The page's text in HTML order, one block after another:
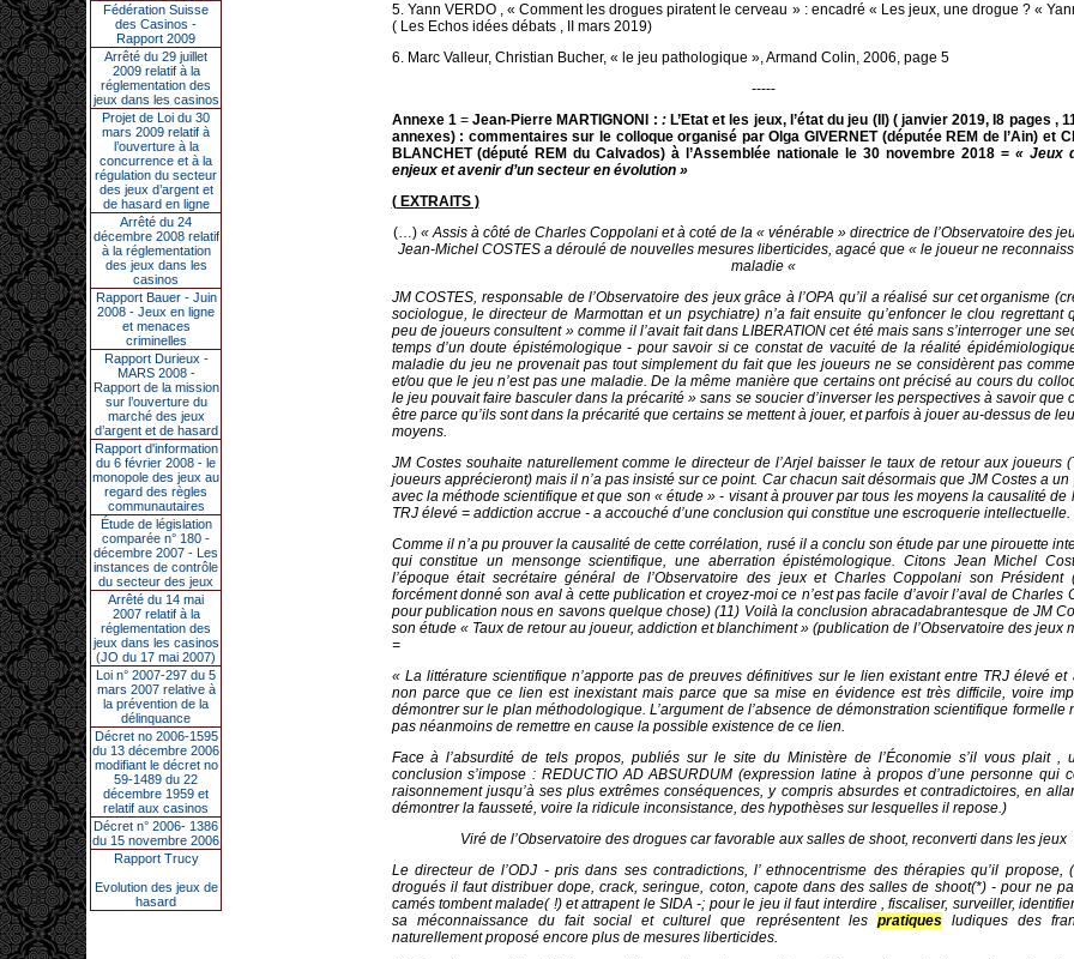
Fédération Suisse
des Casinos -
Rapport 2009
Arrêté du 29 juillet
2009 relatif à la
réglementation des
jeux dans les casinos
Projet de Loi du 30
mars 2009 relatif à
l’ouverture à la
concurrence et à la
régulation du secteur
des jeux d’argent et
de hasard en ligne
Arrêté du 24
décembre 2008 relatif
à la réglementation
des jeux dans les
casinos
Rapport Bauer - Juin
2008 - Jeux en ligne
et menaces
criminelles
Rapport Durieux -
MARS 2008 -
Rapport de la mission
sur l’ouverture du
marché des jeux
d’argent et de hasard
Rapport d'information
du 6 février 2008 - le
monopole des jeux au
regard des règles
communautaires
Étude de législation
comparée n° 180 -
décembre 2007 - Les
instances de contrôle
du secteur des jeux
Arrêté du 14 mai
2007 relatif à la
réglementation des
jeux dans les casinos
(JO du 17 mai 2007)
Loi n° 2007-297 du 5
mars 2007 relative à
la prévention de la
délinquance
Décret no 2006-1595
du 13 décembre 2006
modifiant le décret no
59-1489 du 22
décembre 1959 et
relatif aux casinos
Décret n° 2006- 1386
du 15 novembre 2006
Rapport Trucy
Evolution des jeux de
hasard
5. Yann VERDO , « Comment les drogues piratent le cerveau » : encadré « Les jeux, une drogue ? «
( Les Echos idées débats , II mars 2019)
6. Marc Valleur, Christian Bucher, « le jeu pathologique », Armand Colin, 2006, page 5
-----
Annexe 1=Jean-Pierre MARTIGNONI : :L’Etat et les jeux, l’état du jeu (II) ( janvier 2019, I8 pages ,
annexes) : commentaires sur le colloque organisé par Olga GIVERNET (députée REM de l’Ain) et
BLANCHET (député REM du Calvados) à l’Assemblée nationale le 30 novembre 2018 = « Jeux
enjeux et avenir d’un secteur en évolution »
( EXTRAITS )
(…) « Assis à côté de Charles Coppolani et à coté de la « vénérable » directrice de l’Observatoire des
Jean-Michel COSTES a déroulé de nouvelles mesures liberticides, agacé que « le joueur ne
maladie «
JM COSTES, responsable de l’Observatoire des jeux grâce à l’OPA qu’il a réalisé sur cet organisme
sociologue, le directeur de Marmottan et un psychiatre) n’a fait ensuite qu’enfoncer le clou regrettant
peu de joueurs consultent » comme il l’avait fait dans LIBERATION cet été mais sans s’interroger une
temps d’un doute épistémologique - pour savoir si ce constat de vacuité de la réalité
maladie du jeu ne provenait pas tout simplement du fait que les joueurs ne se considèrent pas
et/ou que le jeu n’est pas une maladie. De la même manière que certains ont précisé au cours du
le jeu pouvait faire basculer dans la précarité » sans se soucier d’inverser les perspectives à savoir que
être parce qu’ils sont dans la précarité que certains se mettent à jouer, et parfois à jouer au-dessus de
moyens.
JM Costes souhaite naturellement comme le directeur de l’Arjel baisser le taux de retour aux joueurs
joueurs apprécieront) mais il n’a pas insisté sur ce point. Car chacun sait désormais que JM Costes a
avec la méthode scientifique et que son « étude » - visant à prouver par tous les moyens la causalité de
TRJ élevé = addiction accrue - a accouché d’une conclusion qui constitue une escroquerie intellectuelle.
Comme il n’a pu prouver la causalité de cette corrélation, rusé il a conclu son étude par une pirouette
qui constitue un mensonge scientifique, une aberration épistémologique. Citons Jean Michel
l’époque était secrétaire général de l’Observatoire des jeux et Charles Coppolani son Président
forcément donné son aval à cette publication et croyez-moi ce n’est pas facile d’avoir l’aval de Charles
pour publication nous en savons quelque chose) (11) Voilà la conclusion abracadabrantesque de JM
son étude « Taux de retour au joueur, addiction et blanchiment » (publication de l’Observatoire des jeux
=
« La littérature scientifique n’apporte pas de preuves définitives sur le lien existant entre TRJ élevé et
non parce que ce lien est inexistant mais parce que sa mise en évidence est très difficile, voire
démontrer sur le plan méthodologique. L’argument de l’absence de démonstration scientifique formelle
pas néanmoins de remettre en cause la possible existence de ce lien.
Face à l’absurdité de tels propos, publiés sur le site du Ministère de l’Économie s’il vous plait ,
conclusion s’impose : REDUCTIO AD ABSURDUM (expression latine à propos d’une personne qui
raisonnement jusqu’à ses plus extrêmes conséquences, y compris absurdes et contradictoires, en
démontrer la fausseté, voire la ridicule inconsistance, des hypothèses sur lesquelles il repose.)
Viré de l’Observatoire des drogues car favorable aux salles de shoot, reconverti dans les jeux
Le directeur de l’ODJ - pris dans ses contradictions, l’ ethnocentrisme des thérapies qu’il propose,
drogués il faut distribuer dope, crack, seringue, coton, capote dans des salles de shoot(*) - pour ne
camés tombent malade( !) et attrapent le SIDA -; pour le jeu il faut interdire , fiscaliser, surveiller,
sa méconnaissance du fait social et culturel que représentent les pratiquesludiques des
naturellement proposé encore plus de mesures liberticides.